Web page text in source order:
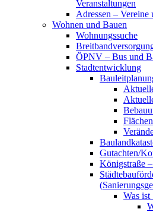
Veranstaltungen
Adressen – Vereine
Wohnen und Bauen
Wohnungssuche
ÖPNV – Bus und
Stadtentwicklung
Gutachten/
Königstraße
Was ist